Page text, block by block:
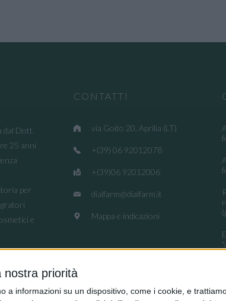
nostra priorità
a informazioni su un dispositivo, come i cookie, e
dal Dott.
25 anni
per
e
CONTATTI
via Goito 20, Aprilia (LT)
+(39) 06 92012078
+(39)06 92012006
dialfarm@dialfarm.it
Mappa e indicazioni